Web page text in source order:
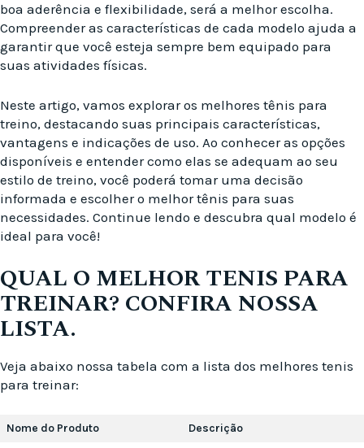
boa aderência e flexibilidade, será a melhor escolha.
Compreender as características de cada modelo ajuda a
garantir que você esteja sempre bem equipado para
suas atividades físicas.
Neste artigo, vamos explorar os melhores tênis para
treino, destacando suas principais características,
vantagens e indicações de uso. Ao conhecer as opções
disponíveis e entender como elas se adequam ao seu
estilo de treino, você poderá tomar uma decisão
informada e escolher o melhor tênis para suas
necessidades. Continue lendo e descubra qual modelo é
ideal para você!
QUAL O MELHOR TENIS PARA
TREINAR? CONFIRA NOSSA
LISTA.
Veja abaixo nossa tabela com a lista dos melhores tenis
para treinar:
Nome do Produto Descrição